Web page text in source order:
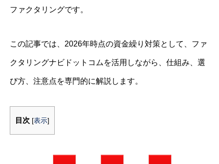
ファクタリングです。
この記事では、2026年時点の資金繰り対策として、ファ
クタリングナビドットコムを活用しながら、仕組み、選
び方、注意点を専門的に解説します。
目次 [表示]